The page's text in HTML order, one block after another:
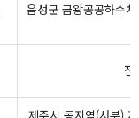
음성군 금왕공공하수
전